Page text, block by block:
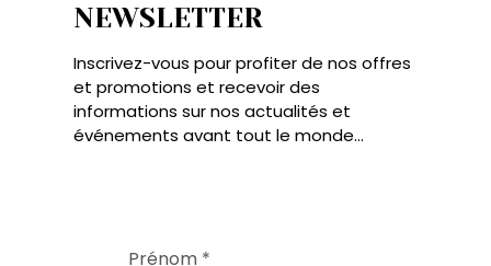
NEWSLETTER
Inscrivez-vous pour profiter de nos offres
et promotions et recevoir des
informations sur nos actualités et
événements avant tout le monde...
Prénom *